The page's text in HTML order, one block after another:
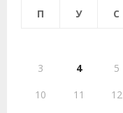
П У С
3
4 5
10
11 12